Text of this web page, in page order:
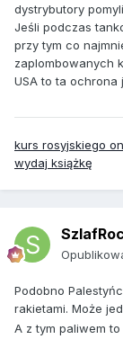
dystrybutory
Jeśli podczas
przy tym co
zaplombowanych
USA to ta ochrona
kurs rosyjskiego
wydaj książkę
Podobno
rakietami. Może
A z tym paliwem to